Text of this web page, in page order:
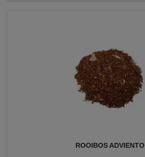
ROOIBOS ADVIENTO